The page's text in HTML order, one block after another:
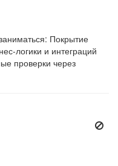
Покрытие
логики и интеграций
проверки через